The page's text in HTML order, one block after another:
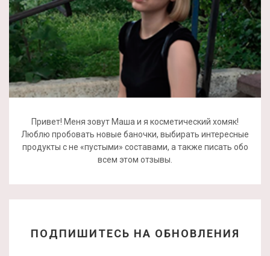
Привет! Меня зовут Маша и я косметический хомяк!
Люблю пробовать новые баночки, выбирать интересные
продукты с не «пустыми» составами, а также писать обо
всем этом отзывы.
ПОДПИШИТЕСЬ НА ОБНОВЛЕНИЯ